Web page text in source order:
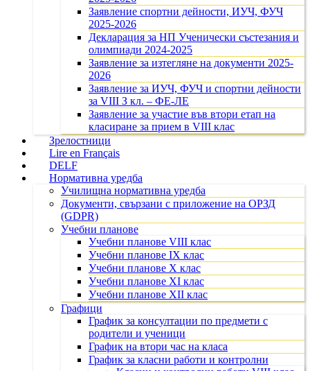
Заявление спортни дейности, ИУЧ, ФУЧ
2025-2026
Декларация за НП Ученически състезания и
олимпиади 2024-2025
Заявление за изтегляне на документи 2025-
2026
Заявление за ИУЧ, ФУЧ и спортни дейности
за VIII З кл. – ФЕ-ЛЕ
Заявление за участие във втори етап на
класиране за прием в VIII клас
Зрелостници
Lire en Français
DELF
Нормативна уредба
Училищна нормативна уредба
Документи, свързани с приложение на ОРЗД
(GDPR)
Учебни планове
Учебни планове VIII клас
Учебни планове IX клас
Учебни планове X клас
Учебни планове XI клас
Учебни планове XII клас
Графици
График за консултации по предмети с
родители и ученици
График на втори час на класа
График за класни работи и контролни